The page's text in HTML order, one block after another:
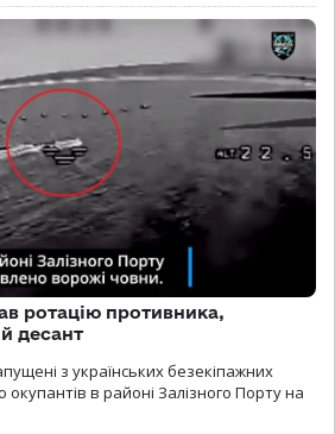
ротацію противника,
десант
з українських безекіпажних
окупантів в районі Залізного Порту на